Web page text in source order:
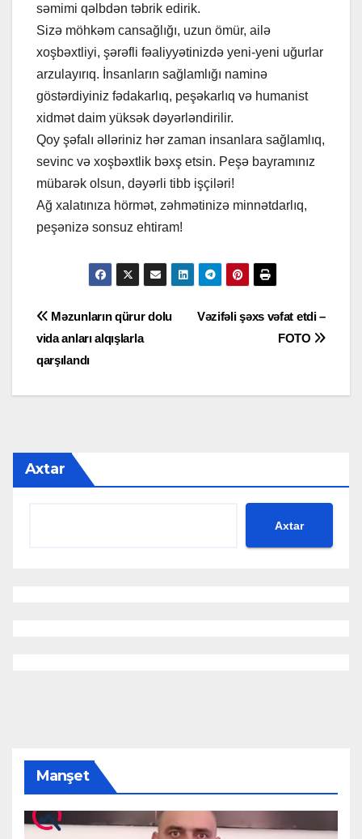
səmimi qəlbdən təbrik edirik.
Sizə möhkəm cansağlığı, uzun ömür, ailə
xoşbəxtliyi, şərəfli fəaliyyətinizdə yeni-yeni uğurlar
arzulayırıq. İnsanların sağlamlığı naminə
göstərdiyiniz fədakarlıq, peşəkarlıq və humanist
xidmət daim yüksək dəyərləndirilir.
Qoy şəfalı əlləriniz hər zaman insanlara sağlamlıq,
sevinc və xoşbəxtlik bəxş etsin. Peşə bayramınız
mübarək olsun, dəyərli tibb işçiləri!
Ağ xalatınıza hörmət, zəhmətinizə minnətdarlıq,
peşənizə sonsuz ehtiram!
Yazı
naviqasiyası
Vəzifəli şəxs vəfat etdi –
FOTO
Məzunların qürur dolu
vida anları alqışlarla
qarşılandı
Axtar
Axtar
Manşet